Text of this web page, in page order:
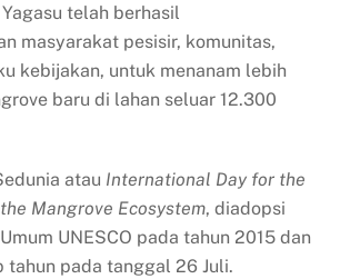
telah berhasil
masyarakat pesisir, komunitas,
kebijakan, untuk menanam lebih
baru di lahan seluar 12.300
atau International Day for the
Mangrove Ecosystem, diadopsi
UNESCO pada tahun 2015 dan
tahun pada tanggal 26 Juli.